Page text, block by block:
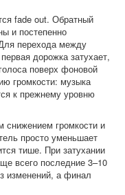
fade out. Обратный
и постепенно
перехода между
дорожка затухает,
поверх фоновой
громкости: музыка
к прежнему уровню
снижением громкости и
просто уменьшает
тише. При затухании
всего последние 3–10
изменений, а финал